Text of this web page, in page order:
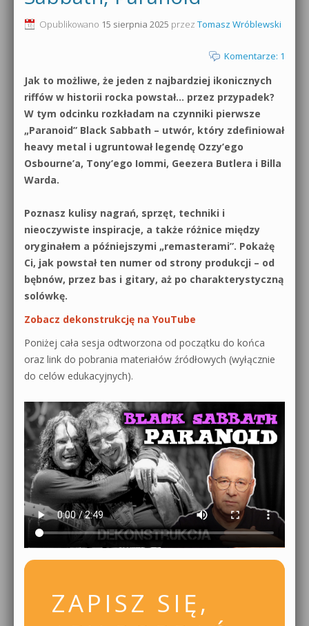
Produkcja muzyczna od podstaw
Sound Forge od podstaw
Dubstep z syntezatorem Massive
Kontakt 5 Kompendium
Pakiety
0dB.pl - informacje
Materiały dla mediów
Archiwum aktualności
Polityka prywatności
Regulamin
Działanie sklepu internetowego
Wyszukiwanie
Opublikowano 15 sierpnia 2025 przez Tomasz Wróblewski
Komentarze: 1
Jak to możliwe, że jeden z najbardziej ikonicznych
riffów w historii rocka powstał… przez przypadek?
W tym odcinku rozkładam na czynniki pierwsze
„Paranoid” Black Sabbath – utwór, który zdefiniował
heavy metal i ugruntował legendę Ozzy’ego
Osbourne’a, Tony’ego Iommi, Geezera Butlera i Billa
Warda.
Poznasz kulisy nagrań, sprzęt, techniki i
nieoczywiste inspiracje, a także różnice między
oryginałem a późniejszymi „remasterami”. Pokażę
Ci, jak powstał ten numer od strony produkcji – od
bębnów, przez bas i gitary, aż po charakterystyczną
solówkę.
Zobacz dekonstrukcję na YouTube
Poniżej cała sesja odtworzona od początku do końca
oraz link do pobrania materiałów źródłowych (wyłącznie
do celów edukacyjnych).
ZAPISZ SIĘ,